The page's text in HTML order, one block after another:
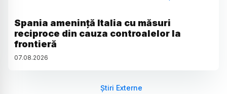
Spania amenință Italia cu măsuri
reciproce din cauza controalelor la
frontieră
07.08.2026
Știri Externe